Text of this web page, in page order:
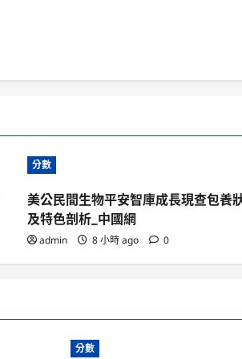
分數
美公民間生物平安智庫成長現查包養
及特色剖析_中國網
admin 8 小時 ago 0
分數